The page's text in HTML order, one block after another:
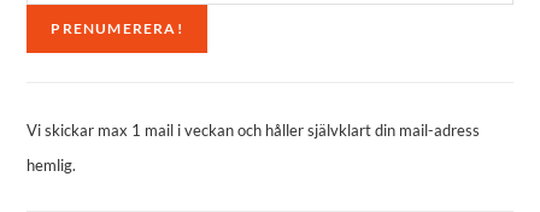
Vi skickar max 1 mail i veckan och håller självklart din mail-adress
hemlig.